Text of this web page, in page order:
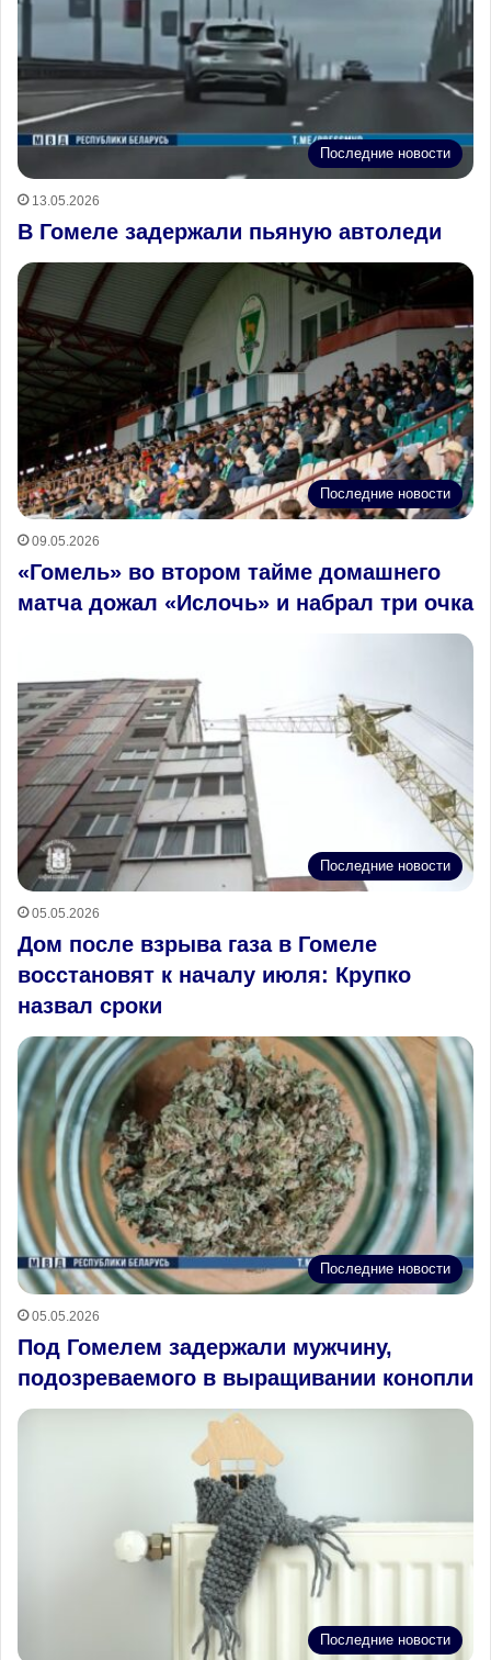
Последние новости
13.05.2026
В Гомеле задержали пьяную автоледи
Последние новости
09.05.2026
«Гомель» во втором тайме домашнего
матча дожал «Ислочь» и набрал три очка
Последние новости
05.05.2026
Дом после взрыва газа в Гомеле
восстановят к началу июля: Крупко
назвал сроки
Последние новости
05.05.2026
Под Гомелем задержали мужчину,
подозреваемого в выращивании конопли
Последние новости